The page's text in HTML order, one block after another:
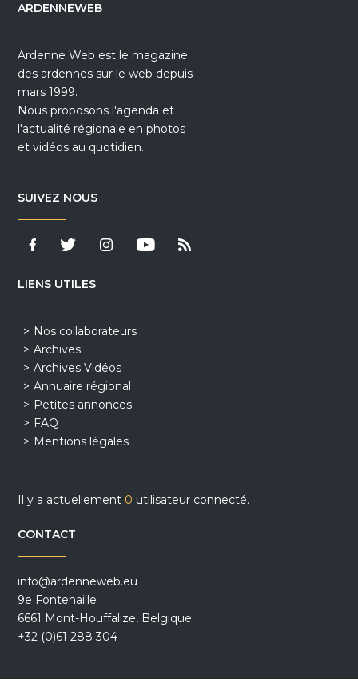
ARDENNEWEB
Ardenne Web est le magazine
des ardennes sur le web depuis
mars 1999.
Nous proposons l'agenda et
l'actualité régionale en photos
et vidéos au quotidien.
SUIVEZ NOUS
LIENS UTILES
Nos collaborateurs
Archives
Archives Vidéos
Annuaire régional
Petites annonces
FAQ
Mentions légales
Il y a actuellement 0 utilisateur connecté.
CONTACT
info@ardenneweb.eu
9e Fontenaille
6661 Mont-Houffalize, Belgique
+32 (0)61 288 304